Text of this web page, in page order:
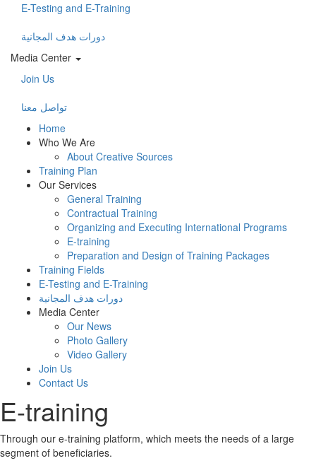
E-Testing and E-Training
دورات هدف المجانية
Media Center
Join Us
تواصل معنا
Home
Who We Are
About Creative Sources
Training Plan
Our Services
General Training
Contractual Training
Organizing and Executing International Programs
E-training
Preparation and Design of Training Packages
Training Fields
E-Testing and E-Training
دورات هدف المجانية
Media Center
Our News
Photo Gallery
Video Gallery
Join Us
Contact Us
E-training
Through our e-training platform, which meets the needs of a large
segment of beneficiaries.